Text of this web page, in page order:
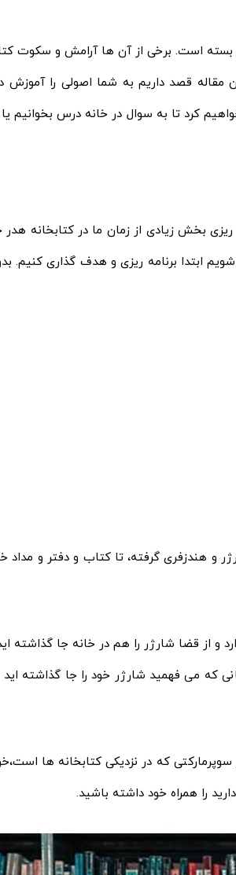
است. برخی از آن ها آرامش و سکوت
مقاله قصد داریم به شما اصولی را
کرد تا به سوال در خانه درس
ریزی بخش زیادی از زمان ما در
ابتدا برنامه ریزی و هدف گذاری
و هندزفری گرفته، تا کتاب و دفتر و
از قضا شارژر را هم در خانه جا گذاشته‌
می فهمید شارژر خود را جا گذاشته‌ اید
که در نزدیکی کتابخانه ها
را همراه خود داشته باشید.